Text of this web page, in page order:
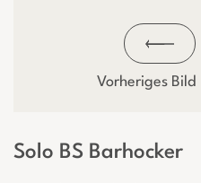
Vorheriges Bild
Solo BS Barhocker